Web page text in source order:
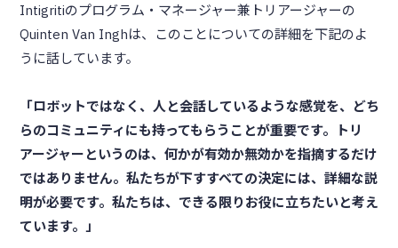
Intigritiのプログラム・マネージャー兼トリアージャーの
Quinten Van Inghは、このことについての詳細を下記のよ
うに話しています。
「ロボットではなく、人と会話しているような感覚を、どち
らのコミュニティにも持ってもらうことが重要です。トリ
アージャーというのは、何かが有効か無効かを指摘するだけ
ではありません。私たちが下すすべての決定には、詳細な説
明が必要です。私たちは、できる限りお役に立ちたいと考え
ています。」